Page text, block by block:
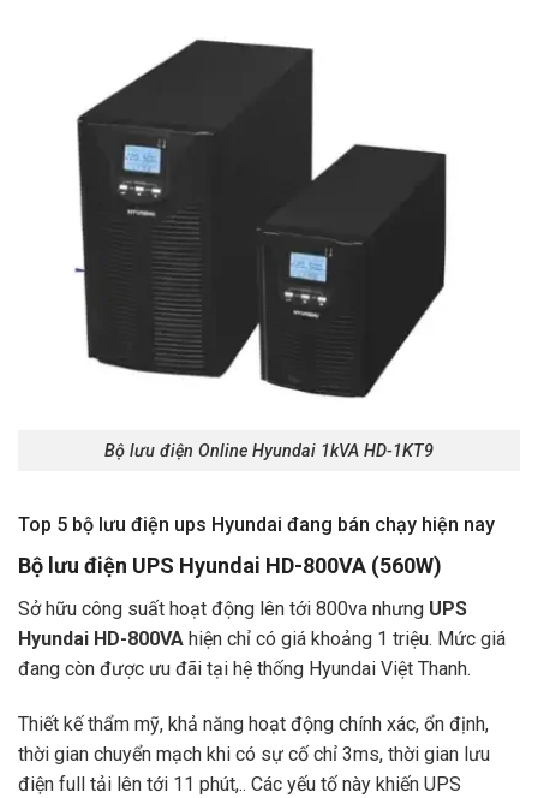
Bộ lưu điện Online Hyundai 1kVA HD-1KT9
Top 5 bộ lưu điện ups Hyundai đang bán chạy hiện nay
Bộ lưu điện UPS Hyundai HD-800VA (560W)
Sở hữu công suất hoạt động lên tới 800va nhưng UPS
Hyundai HD-800VA hiện chỉ có giá khoảng 1 triệu. Mức giá
đang còn được ưu đãi tại hệ thống Hyundai Việt Thanh.
Thiết kế thẩm mỹ, khả năng hoạt động chính xác, ổn định,
thời gian chuyển mạch khi có sự cố chỉ 3ms, thời gian lưu
điện full tải lên tới 11 phút,.. Các yếu tố này khiến UPS